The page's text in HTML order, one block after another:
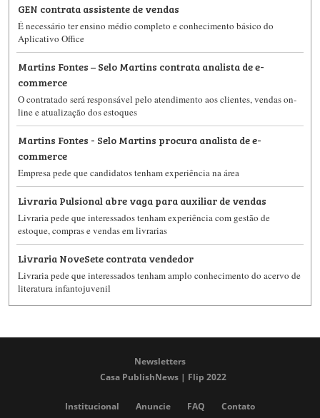
GEN contrata assistente de vendas
É necessário ter ensino médio completo e conhecimento básico do
Aplicativo Office
Martins Fontes – Selo Martins contrata analista de e-
commerce
O contratado será responsável pelo atendimento aos clientes, vendas on-
line e atualização dos estoques
Martins Fontes - Selo Martins procura analista de e-
commerce
Empresa pede que candidatos tenham experiência na área
Livraria Pulsional abre vaga para auxiliar de vendas
Livraria pede que interessados tenham experiência com gestão de
estoque, compras e vendas em livrarias
Livraria NoveSete contrata vendedor
Livraria pede que interessados tenham amplo conhecimento do acervo de
literatura infantojuvenil
Newsletters
Casa PublishNews | Flip 2022
Institucional Anuncie FAQ Contato